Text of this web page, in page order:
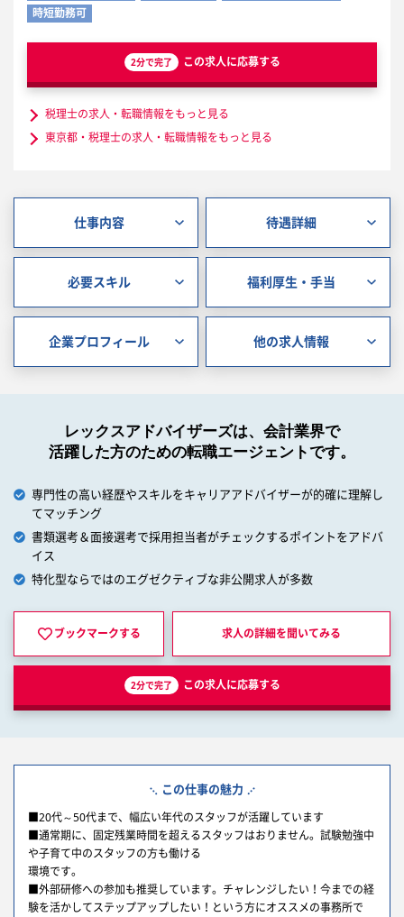
時短勤務可
2分で完了 この求人に応募する
税理士の求人・転職情報をもっと見る
東京都・税理士の求人・転職情報をもっと見る
仕事内容 待遇詳細
必要スキル 福利厚生・手当
企業プロフィール 他の求人情報
レックスアドバイザーズは、会計業界で
活躍した方のための転職エージェントです。
専門性の高い経歴やスキルをキャリアアドバイザーが的確に理解し
てマッチング
書類選考＆面接選考で採用担当者がチェックするポイントをアドバ
イス
特化型ならではのエグゼクティブな非公開求人が多数
ブックマークする 求人の詳細を聞いてみる
2分で完了 この求人に応募する
この仕事の魅力
■20代～50代まで、幅広い年代のスタッフが活躍しています
■通常期に、固定残業時間を超えるスタッフはおりません。試験勉強中
や子育て中のスタッフの方も働ける
環境です。
■外部研修への参加も推奨しています。チャレンジしたい！今までの経
験を活かしてステップアップしたい！という方にオススメの事務所で